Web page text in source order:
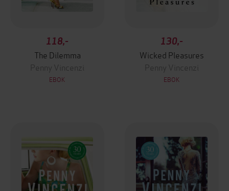
118,-
The Dilemma
Penny Vincenzi
EBOK
130,-
Wicked Pleasures
Penny Vincenzi
EBOK